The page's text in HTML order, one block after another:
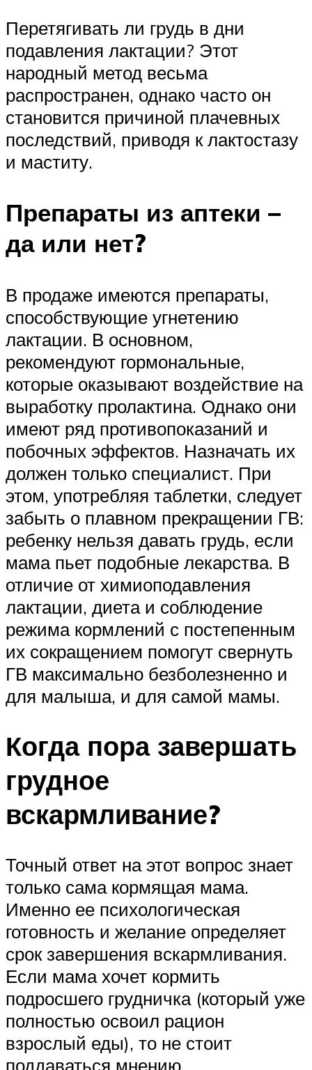
Перетягивать ли грудь в дни
подавления лактации? Этот
народный метод весьма
распространен, однако часто он
становится причиной плачевных
последствий, приводя к лактостазу
и маститу.
Препараты из аптеки –
да или нет?
В продаже имеются препараты,
способствующие угнетению
лактации. В основном,
рекомендуют гормональные,
которые оказывают воздействие на
выработку пролактина. Однако они
имеют ряд противопоказаний и
побочных эффектов. Назначать их
должен только специалист. При
этом, употребляя таблетки, следует
забыть о плавном прекращении ГВ:
ребенку нельзя давать грудь, если
мама пьет подобные лекарства. В
отличие от химиоподавления
лактации, диета и соблюдение
режима кормлений с постепенным
их сокращением помогут свернуть
ГВ максимально безболезненно и
для малыша, и для самой мамы.
Когда пора завершать
грудное
вскармливание?
Точный ответ на этот вопрос знает
только сама кормящая мама.
Именно ее психологическая
готовность и желание определяет
срок завершения вскармливания.
Если мама хочет кормить
подросшего грудничка (который уже
полностью освоил рацион
взрослый еды), то не стоит
поддаваться мнению